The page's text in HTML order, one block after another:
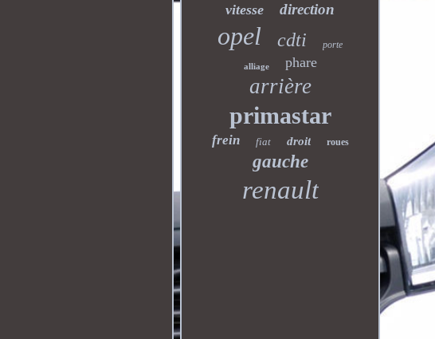
vitesse direction
opel cdti porte
alliage phare
arrière
primastar
frein fiat droit roues
gauche
renault